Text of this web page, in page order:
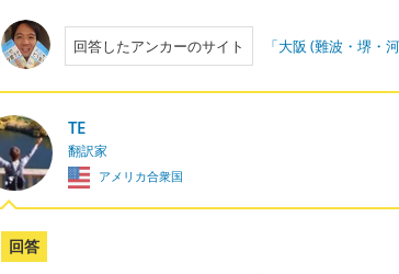
回答したアンカーのサイト 「大阪 (難波・堺・
TE
翻訳家
アメリカ合衆国
回答